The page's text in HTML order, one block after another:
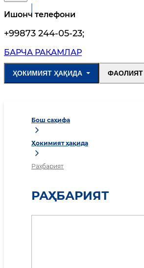
Ишонч телефони
+99873 244-05-23;
БАРЧА РАҚАМЛАР
ҲОКИМИЯТ ҲАҚИДА ФАОЛИЯТ
Бош саҳифа
Ҳокимият ҳақида
Раҳбарият
РАҲБАРИЯТ